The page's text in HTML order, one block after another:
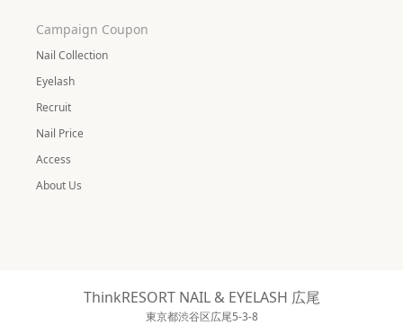
Campaign Coupon
Nail Collection
Eyelash
Recruit
Nail Price
Access
About Us
ThinkRESORT NAIL & EYELASH 広尾
東京都渋谷区広尾5-3-8